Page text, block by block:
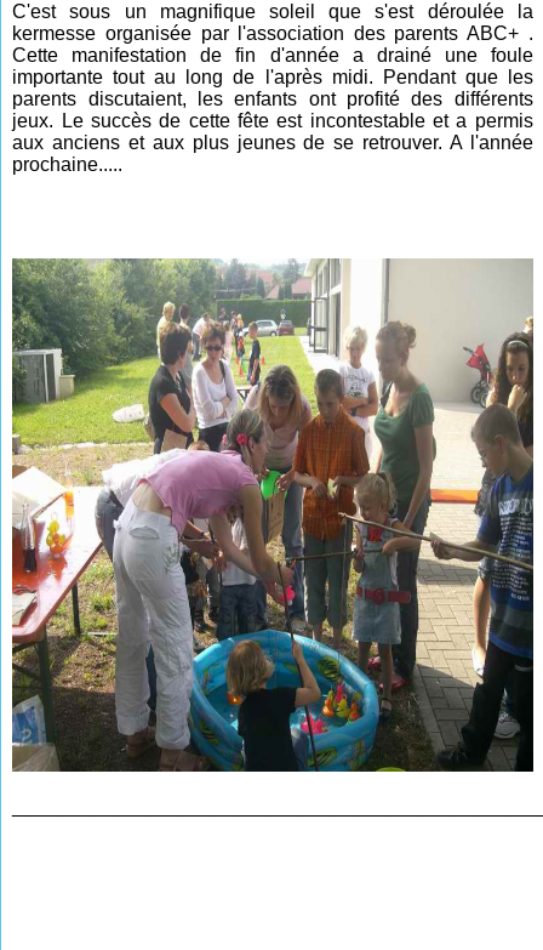
C'est sous un magnifique soleil que s'est déroulée la
kermesse organisée par l'association des parents ABC+ .
Cette manifestation de fin d'année a drainé une foule
importante tout au long de l'après midi. Pendant que les
parents discutaient, les enfants ont profité des différents
jeux. Le succès de cette fête est incontestable et a permis
aux anciens et aux plus jeunes de se retrouver. A l'année
prochaine.....